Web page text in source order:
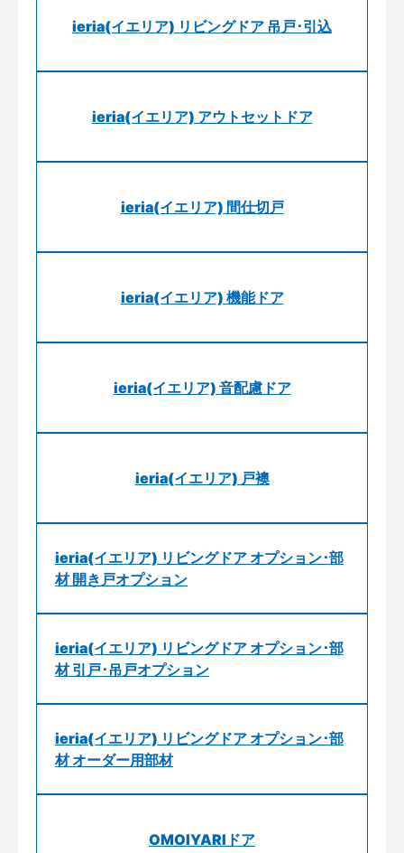
ieria(イエリア) リビングドア 吊戸･引込
ieria(イエリア) アウトセットドア
ieria(イエリア) 間仕切戸
ieria(イエリア) 機能ドア
ieria(イエリア) 音配慮ドア
ieria(イエリア) 戸襖
ieria(イエリア) リビングドア オプション･部
材 開き戸オプション
ieria(イエリア) リビングドア オプション･部
材 引戸･吊戸オプション
ieria(イエリア) リビングドア オプション･部
材 オーダー用部材
OMOIYARIドア